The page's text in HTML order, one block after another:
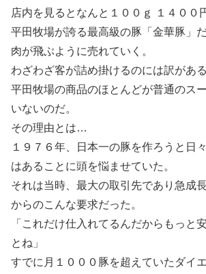
店内を見るとなんと１００ｇ １４００
平田牧場が誇る最高級の豚「金華豚」
肉が飛ぶように売れていく。
わざわざ客が詰め掛けるのには訳がある
平田牧場の商品のほとんどが普通のス
いないのだ。
その理由とは…
１９７６年、日本一の豚を作ろうと日
はあることに頭を悩ませていた。
それは当時、最大の取引先であり急成
からのこんな要求だった。
「これだけ仕入れてるんだからもっと
とね」
すでに月１０００豚を超えていたダイ